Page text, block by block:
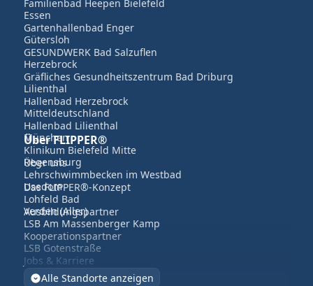
Essen
Gütersloh
Herzebrock
Lilienthal
Mitteldeutschland
München
Regensburg
Usedom
Verden (Aller)
Alle Standorte anzeigen
Familienbad Heepen Bielefeld
Gartenhallenbad Enger
GESUNDWERK Bad Salzuflen
Gräfliches Gesundheitszentrum Bad Driburg
Hallenbad Herzebrock
Hallenbad Lilienthal
Klinikum Bielefeld Mitte
Lehrschwimmbecken im Westbad
Lohfeld Bad
LSB Am Massenberger Kamp
LSB Gotenstraße
LWL Klinikum Gütersloh
Über FLIPPER®
Über uns
Das FLIPPER®-Konzept
Ausbildungspartner
Kooperationspartner
Jobs & Karriere